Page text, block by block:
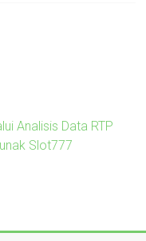
Analisis Data RTP
Slot777